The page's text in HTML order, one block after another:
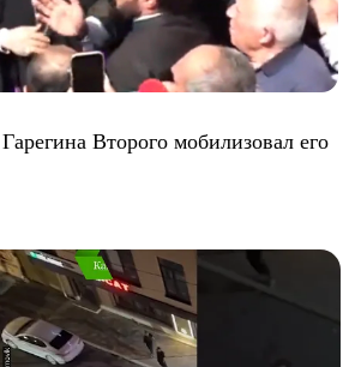
Второго мобилизовал его